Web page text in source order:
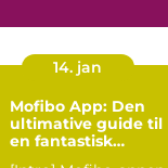
professionelle udv...
14. jan
Mofibo App: Den
ultimative guide til
en fantastisk